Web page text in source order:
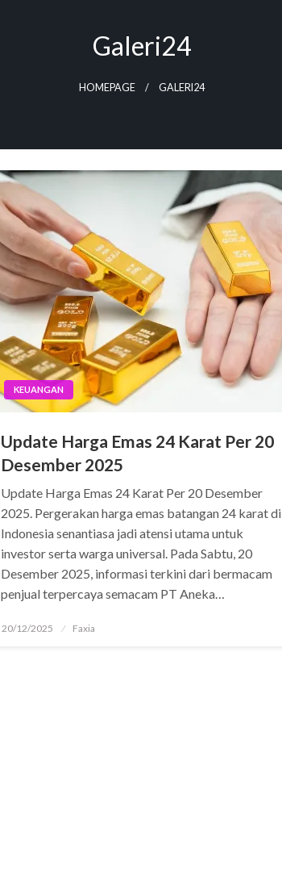
Galeri24
HOMEPAGE GALERI24
KEUANGAN
Update Harga Emas 24 Karat Per 20
Desember 2025
Update Harga Emas 24 Karat Per 20 Desember
2025. Pergerakan harga emas batangan 24 karat di
Indonesia senantiasa jadi atensi utama untuk
investor serta warga universal. Pada Sabtu, 20
Desember 2025, informasi terkini dari bermacam
penjual terpercaya semacam PT Aneka…
Posted
20/12/2025 Faxia